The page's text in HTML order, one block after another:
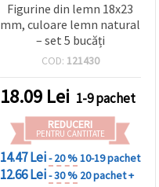
Figurine din lemn 18x23
mm, culoare lemn natural
– set 5 bucăți
COD: 121430
18.09 Lei 1-9 pachet
REDUCERI
PENTRU CANTITATE
14.47 Lei- 20 %10-19 pachet
12.66 Lei- 30 % 20 pachet +